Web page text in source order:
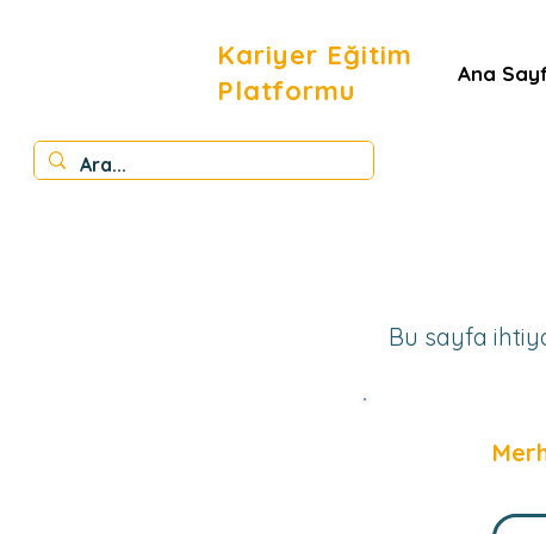
Kariyer Eğitim
Platformu
Ana
Bu sayfa